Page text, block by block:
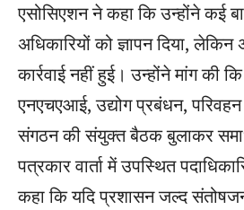
एसोसिएशन ने कहा कि उन्होंने कई
अधिकारियों को ज्ञापन दिया,
कार्रवाई नहीं हुई। उन्होंने मांग की
एनएचएआई, उद्योग प्रबंधन, परिवहन
संगठन की संयुक्त बैठक बुलाकर
पत्रकार वार्ता में उपस्थित
कहा कि यदि प्रशासन जल्द